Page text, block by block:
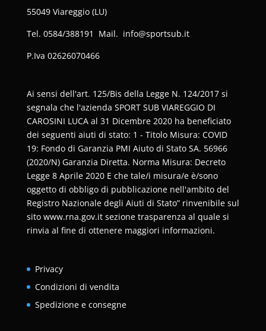
55049 Viareggio (LU)
Tel. 0584/388191 Mail. info@sportsub.it
P.Iva 02626070466
Ai sensi dell'art. 125/Bis della Legge N. 124/2017 si
segnala che l'azienda SPORT SUB VIAREGGIO DI
CAROSINI LUCA al 31 Dicembre 2020 ha beneficiato
dei seguenti aiuti di stato: 1 - Titolo Misura: COVID
19: Fondo di Garanzia PMI Aiuto di Stato SA. 56966
(2020/N) Garanzia Diretta. Norma Misura: Decreto
Legge 8 Aprile 2020 E che tale/i misura/e è/sono
oggetto di obbligo di pubblicazione nell'ambito del
Registro Nazionale degli Aiuti di Stato” rinvenibile sul
sito www.rna.gov.it sezione trasparenza al quale si
rinvia al fine di ottenere maggiori informazioni.
Privacy
Condizioni di vendita
Spedizione e consegne